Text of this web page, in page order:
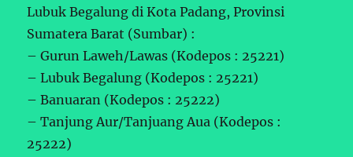
Lubuk Begalung di Kota Padang, Provinsi
Sumatera Barat (Sumbar) :
– Gurun Laweh/Lawas (Kodepos : 25221)
– Lubuk Begalung (Kodepos : 25221)
– Banuaran (Kodepos : 25222)
– Tanjung Aur/Tanjuang Aua (Kodepos :
25222)